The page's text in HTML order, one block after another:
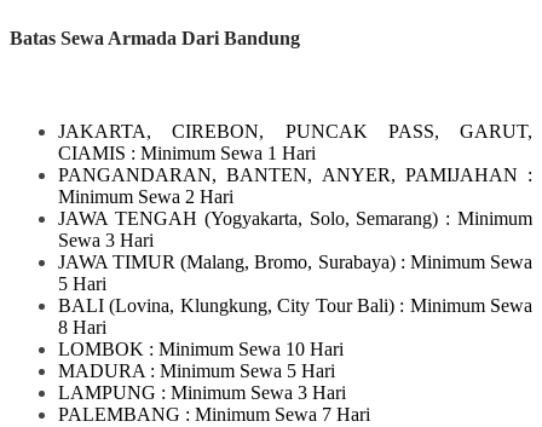
Batas Sewa Armada Dari Bandung
JAKARTA, CIREBON, PUNCAK PASS, GARUT,
CIAMIS : Minimum Sewa 1 Hari
PANGANDARAN, BANTEN, ANYER, PAMIJAHAN :
Minimum Sewa 2 Hari
JAWA TENGAH (Yogyakarta, Solo, Semarang) : Minimum
Sewa 3 Hari
JAWA TIMUR(Malang, Bromo, Surabaya) : Minimum Sewa
5 Hari
BALI (Lovina, Klungkung, City Tour Bali) : Minimum Sewa
8 Hari
LOMBOK : Minimum Sewa 10 Hari
MADURA : Minimum Sewa 5 Hari
LAMPUNG : Minimum Sewa 3 Hari
PALEMBANG : Minimum Sewa 7 Hari